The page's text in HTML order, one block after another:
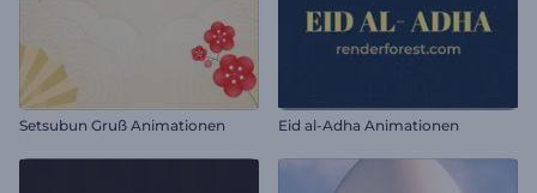
Setsubun Gruß Animationen Eid al-Adha Animationen